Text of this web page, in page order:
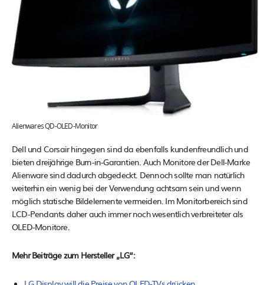
Alienwares QD-OLED-Monitor
Dell und Corsair hingegen sind da ebenfalls kundenfreundlich und
bieten dreijährige Burn-in-Garantien. Auch Monitore der Dell-Marke
Alienware sind dadurch abgedeckt. Dennoch sollte man natürlich
weiterhin ein wenig bei der Verwendung achtsam sein und wenn
möglich statische Bildelemente vermeiden. Im Monitorbereich sind
LCD-Pendants daher auch immer noch wesentlich verbreiteter als
OLED-Monitore.
Mehr Beiträge zum Hersteller „LG“: